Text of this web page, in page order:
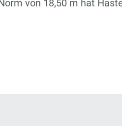
von 18,50 m hat